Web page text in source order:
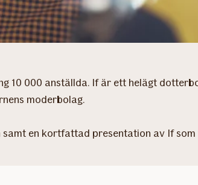
10 000 anställda. If är ett helägt
moderbolag.
en kortfattad presentation av If